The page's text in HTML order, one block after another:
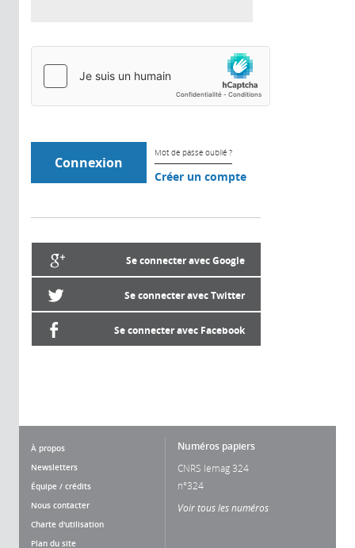
Mot de passe oublié ?
Créer un compte
Se connecter avec Google
Se connecter avec Twitter
Se connecter avec Facebook
À propos
Newsletters
Équipe / crédits
Nous contacter
Charte d'utilisation
Plan du site
Numéros papiers
CNRS lemag 324
n°324
Voir tous les numéros